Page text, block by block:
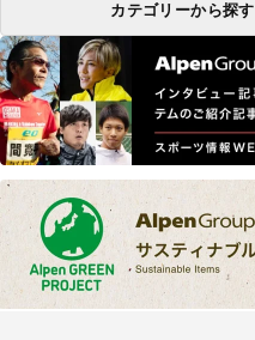
カテゴリーから探す